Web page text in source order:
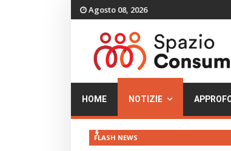
Agosto 08, 2026
HOME NOTIZIE
FLASH NEWS